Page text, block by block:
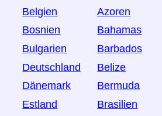
Belgien
Bosnien
Bulgarien
Deutschland
Dänemark
Estland
Azoren
Bahamas
Barbados
Belize
Bermuda
Brasilien